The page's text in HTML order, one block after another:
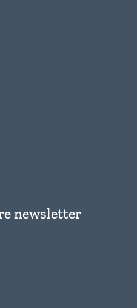
newsletter